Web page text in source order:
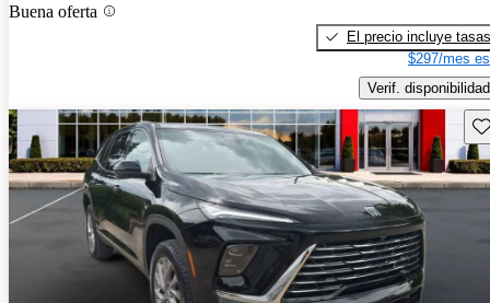
Buena oferta
El precio incluye tasas
$297/mes
Verif. disponibilidad